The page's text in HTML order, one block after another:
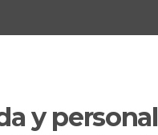
y